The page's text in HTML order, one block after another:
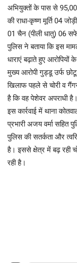
अभियुक्तों के पास से
की राधा-कृष्ण मूर्ति 04
01 चैन (पीली धातु) 06
पुलिस ने बताया कि इस
धाराएं बढ़ाते हुए आरोपियों
मुख्य आरोपी गुड्डू उर्फ
खिलाफ पहले से चोरी व
है कि वह पेशेवर अपराधी है।
इस कार्रवाई में थाना
प्रभारी अजय वर्मा सहित
पुलिस की सतर्कता और
है। इससे क्षेत्र में बढ़ रही
रही है।